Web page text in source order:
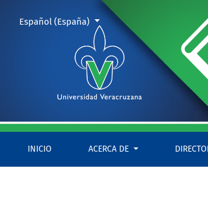
La noción de lo “arcaico” en la etnología
INICIO ACERCA DE
Cambiar el idioma. El actual es:
Español (España)